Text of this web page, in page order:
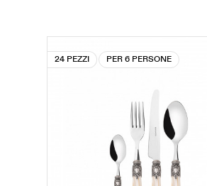
24 PEZZI PER 6 PERSONE